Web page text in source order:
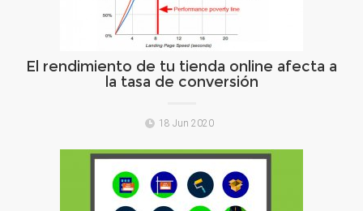
El rendimiento de tu tienda online afecta a
la tasa de conversión
18 Jun 2020